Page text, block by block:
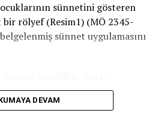
sünnetini gösteren
bir rölyef (Resim1) (MÖ 2345-
sünnet uygulamasını
Ancak bazı tıbbi
amaçlarla gerçekleştirilen
DEVAM